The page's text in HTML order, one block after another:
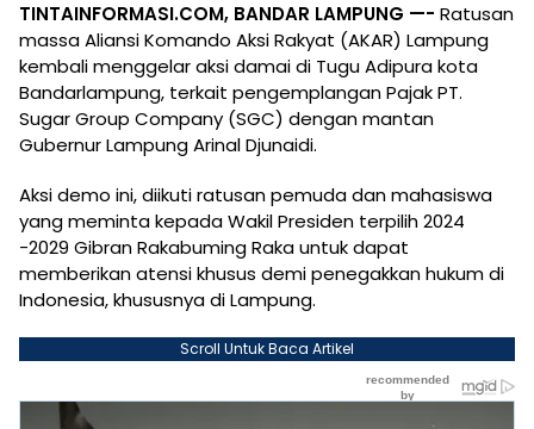
TINTAINFORMASI.COM, BANDAR LAMPUNG —- Ratusan
massa Aliansi Komando Aksi Rakyat (AKAR) Lampung
kembali menggelar aksi damai di Tugu Adipura kota
Bandarlampung, terkait pengemplangan Pajak PT.
Sugar Group Company (SGC) dengan mantan
Gubernur Lampung Arinal Djunaidi.
Aksi demo ini, diikuti ratusan pemuda dan mahasiswa
yang meminta kepada Wakil Presiden terpilih 2024
-2029 Gibran Rakabuming Raka untuk dapat
memberikan atensi khusus demi penegakkan hukum di
Indonesia, khususnya di Lampung.
Scroll Untuk Baca Artikel